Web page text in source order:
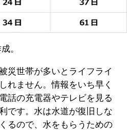
。
災世帯が多いとライフライ
れません。情報をいち早く
話の充電器やテレビを見る
です。水は水道が復旧しな
るので、水をもらうための